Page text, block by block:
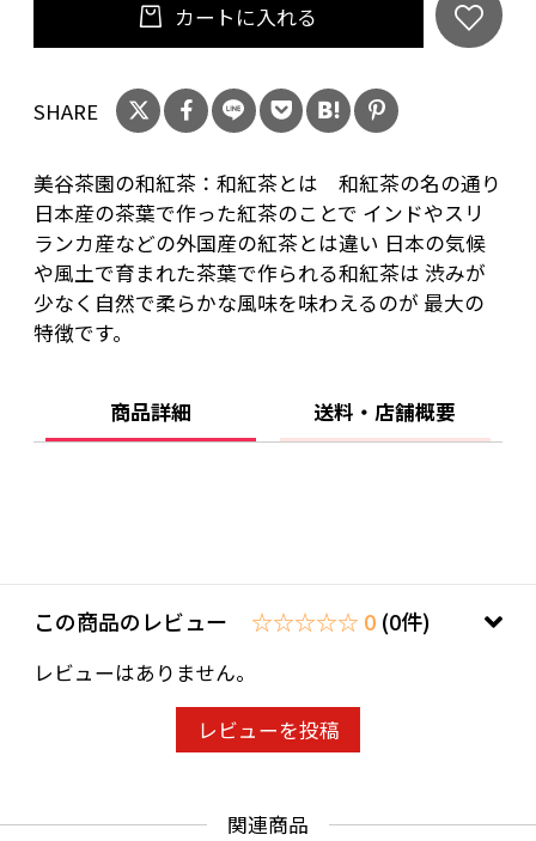
カートに入れる
SHARE
美谷茶園の和紅茶：和紅茶とは 和紅茶の名の通り
日本産の茶葉で作った紅茶のことで インドやスリ
ランカ産などの外国産の紅茶とは違い 日本の気候
や風土で育まれた茶葉で作られる和紅茶は 渋みが
少なく自然で柔らかな風味を味わえるのが 最大の
特徴です。
商品詳細 送料・店舗概要
この商品のレビュー ☆☆☆☆☆ 0 (0件)
レビューはありません。
レビューを投稿
関連商品